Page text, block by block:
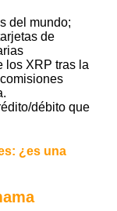
del mundo;
de
los XRP tras la
débito que
¿es una